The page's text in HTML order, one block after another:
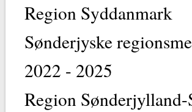
Region Syddanmark
Sønderjyske
2022 - 2025
Region